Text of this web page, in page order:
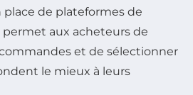
place de plateformes de
aux acheteurs de
et de sélectionner
le mieux à leurs